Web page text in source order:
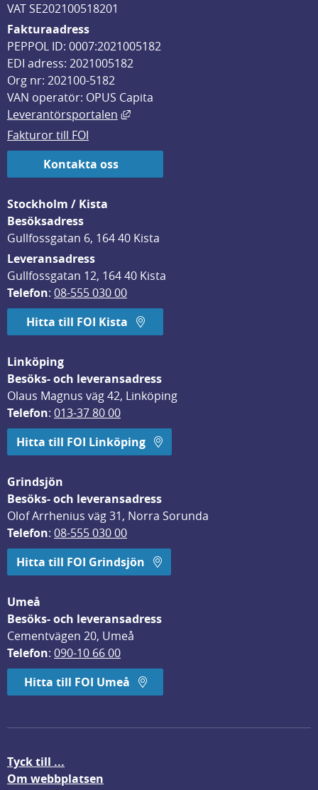
VAT SE202100518201
Fakturaadress
PEPPOL ID: 0007:2021005182
EDI adress: 2021005182
Org nr: 202100-5182
VAN operatör: OPUS Capita
Leverantörsportalen
Länk till annan webbplats, öppnas
Fakturor till FOI
Kontakta oss
Stockholm / Kista
Besöksadress
Gullfossgatan 6, 164 40 Kista
Leveransadress
Gullfossgatan 12, 164 40 Kista
Telefon: 08-555 030 00
Hitta till FOI Kista
Linköping
Besöks- och leveransadress
Olaus Magnus väg 42, Linköping
Telefon: 013-37 80 00
Hitta till FOI Linköping
Grindsjön
Besöks- och leveransadress
Olof Arrhenius väg 31, Norra Sorunda
Telefon: 08-555 030 00
Hitta till FOI Grindsjön
Umeå
Besöks- och leveransadress
Cementvägen 20, Umeå
Telefon: 090-10 66 00
Hitta till FOI Umeå
Tyck till ...
Om webbplatsen